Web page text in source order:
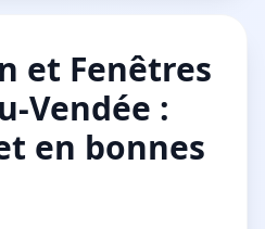
et Fenêtres
Vendée :
en bonnes